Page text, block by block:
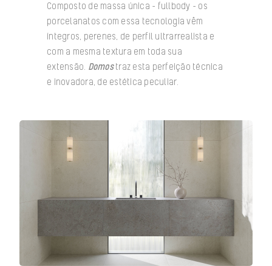
Composto de massa única – fullbody – os
porcelanatos com essa tecnologia vêm
íntegros, perenes, de perfil ultrarrealista e
com a mesma textura em toda sua
extensão. Domostraz esta perfeição técnica
e inovadora, de estética peculiar.